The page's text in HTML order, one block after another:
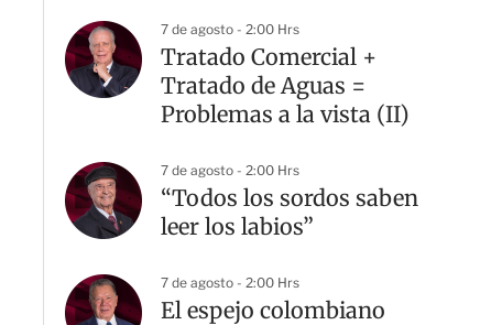
7 de agosto - 2:00 Hrs
Tratado Comercial +
Tratado de Aguas =
Problemas a la vista (II)
7 de agosto - 2:00 Hrs
“Todos los sordos saben
leer los labios”
7 de agosto - 2:00 Hrs
El espejo colombiano